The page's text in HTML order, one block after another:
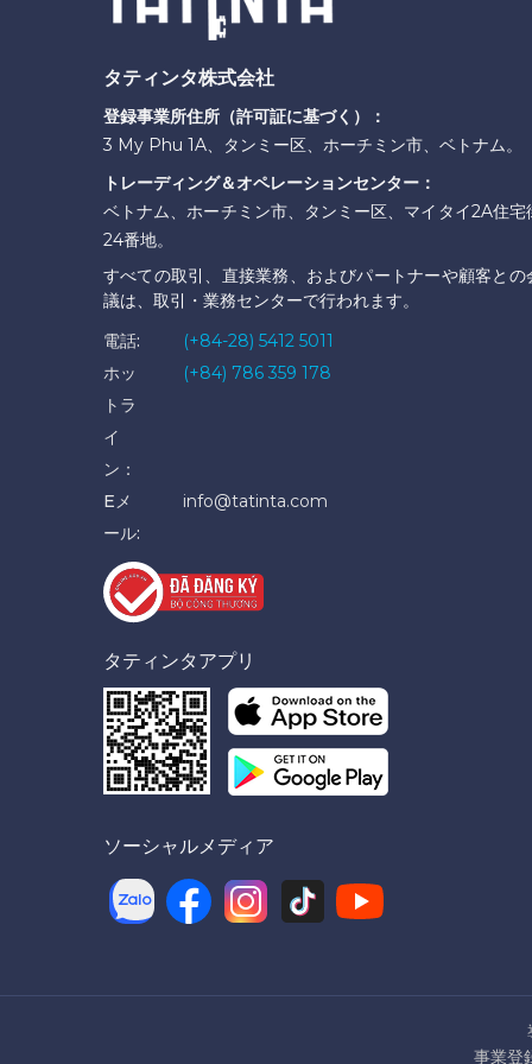
タティンタ株式会社
登録事業所住所（許可証に基づく）：
3 My Phu 1A、タンミー区、ホーチミン市、ベトナム。
トレーディング＆オペレーションセンター：
ベトナム、ホーチミン市、タンミー区、マイタイ2A住宅
24番地。
すべての取引、直接業務、およびパートナーや顧客との
議は、取引・業務センターで行われます。
電話:
(+84-28) 5412 5011
ホッ
トラ
イ
ン：
(+84) 786 359 178
Eメ
ール:
info@tatinta.com
タティンタアプリ
ソーシャルメディア
事業登